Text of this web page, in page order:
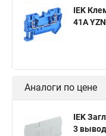
IEK
41А
Аналоги по цене
IEK
3